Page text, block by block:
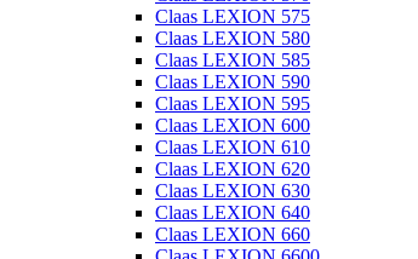
Claas LEXION 575
Claas LEXION 580
Claas LEXION 585
Claas LEXION 590
Claas LEXION 595
Claas LEXION 600
Claas LEXION 610
Claas LEXION 620
Claas LEXION 630
Claas LEXION 640
Claas LEXION 660